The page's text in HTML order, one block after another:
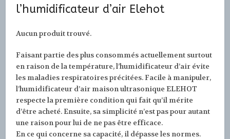
l’humidificateur d’air Elehot
Aucun produit trouvé.
Faisant partie des plus consommés actuellement surtout
en raison de la température, l’humidificateur d’air évite
les maladies respiratoires précitées. Facile à manipuler,
l’humidificateur d’air maison ultrasonique ELEHOT
respecte la première condition qui fait qu’il mérite
d’être acheté. Ensuite, sa simplicité n’est pas pour autant
une raison pour lui de ne pas être efficace.
En ce qui concerne sa capacité, il dépasse les normes.